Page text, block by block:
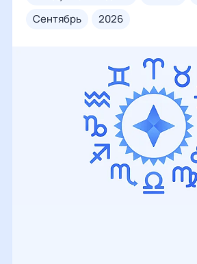
сентябрь
2026